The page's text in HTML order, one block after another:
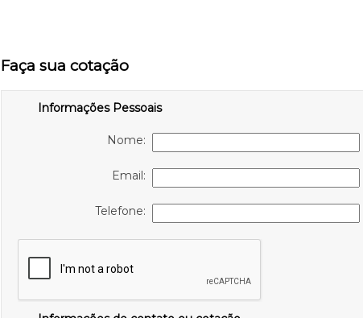
Faça sua cotação
Informações Pessoais
Nome:
Email:
Telefone: